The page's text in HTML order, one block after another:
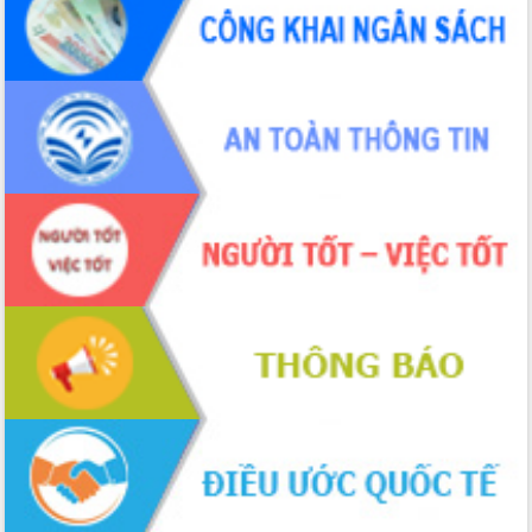
món ăn từ sầu riêng
Đắk Lắk công bố Quy hoạch và xúc
tiến đầu tư tỉnh
Ngành cá ngừ Đắk Lắk chủ động thích
ứng để giữ vững thị trường xuất khẩu
Diễn đàn Kinh tế tư nhân Việt Nam đột
phá cơ chế - Hợp tác công tư
Đề án 06 tạo bước ngoặt đột phá trong
cải cách hành chính tỉnh Đắk Lắk
Kết nối tour, đẩy mạnh chuyển đổi số
để phát triển du lịch Đắk Lắk
Khởi động Dự án Đầu tư xây dựng hạ
tầng kỹ thuật Cụm công nghiệp Tân
Tiến
Gặp mặt các cơ quan báo chí nhân Kỷ
niệm 101 năm Ngày Báo chí Cách
mạng Việt Nam
Đắk Lắk sơ kết 4 năm triển khai thực
hiện Đề án 06 của Chính phủ
Họp báo thông tin về Hội nghị Công bố